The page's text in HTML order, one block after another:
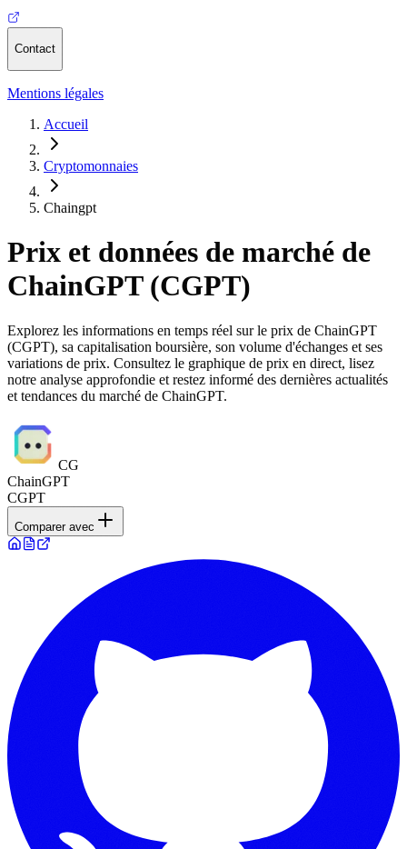
Contact
Mentions légales
Accueil
Cryptomonnaies
Chaingpt
Prix et données de marché de
ChainGPT (CGPT)
Explorez les informations en temps réel sur le prix de ChainGPT
(CGPT), sa capitalisation boursière, son volume d'échanges et ses
variations de prix. Consultez le graphique de prix en direct, lisez
notre analyse approfondie et restez informé des dernières actualités
et tendances du marché de ChainGPT.
CG
ChainGPT
CGPT
Comparer avec